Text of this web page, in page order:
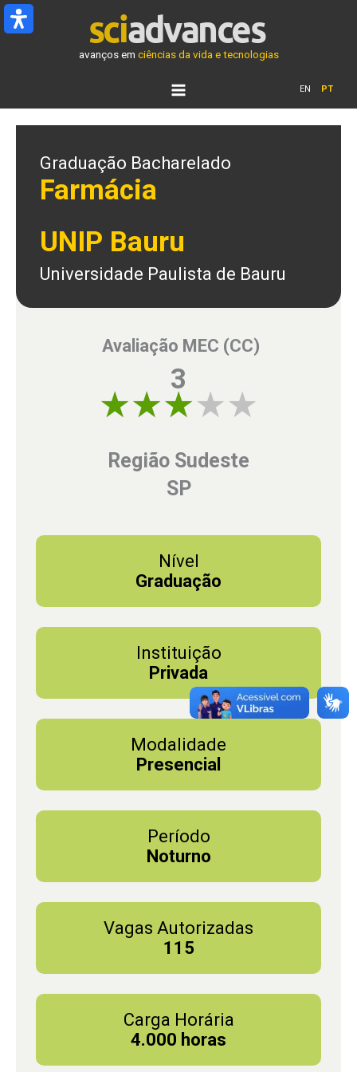
Ir
para
avanços em ciências da vida e tecnologias
EN PT
Graduação Bacharelado
Farmácia
UNIP Bauru
Universidade Paulista de Bauru
Avaliação MEC (CC)
3
Região Sudeste
SP
Nível
Graduação
Instituição
Privada
Modalidade
Presencial
Período
Noturno
Vagas Autorizadas
115
Carga Horária
4.000 horas